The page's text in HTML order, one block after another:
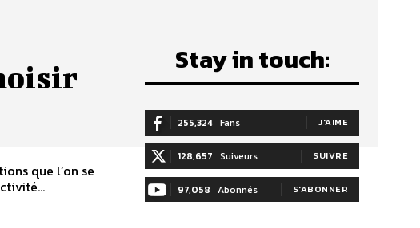
que l’on se
Stay in touch:
255,324 Fans J'AIME
128,657 Suiveurs SUIVRE
97,058 Abonnés S'ABONNER